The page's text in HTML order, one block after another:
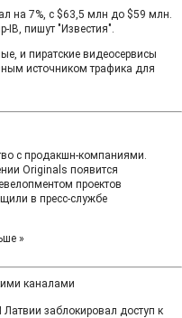
на 7%, с $63,5 млн до $59 млн.
IB, пишут "Известия".
и пиратские видеосервисы
источником трафика для
с продакшн-компаниями.
Originals появится
проектов
в пресс-службе
»
каналами
заблокировал доступ к